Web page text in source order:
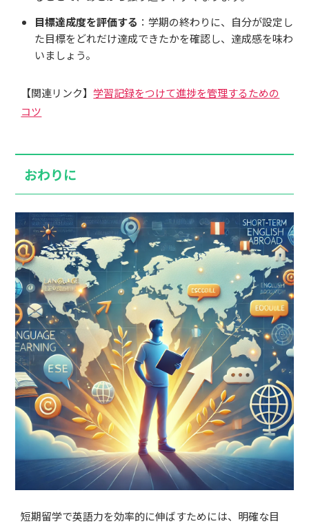
目標達成度を評価する ：学期の終わりに、自分が設定し
た目標をどれだけ達成できたかを確認し、達成感を味わ
いましょう。
【関連リンク】学習記録をつけて進捗を管理するための
コツ
おわりに
短期留学で英語力を効率的に伸ばすためには、明確な目